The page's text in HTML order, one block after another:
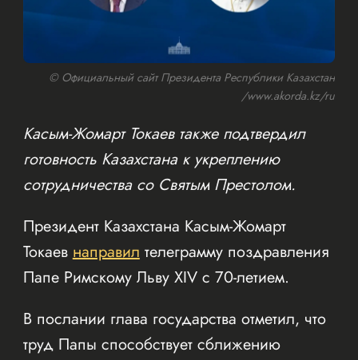
© Официальный сайт Президента Республики Казахстан
/www.akorda.kz/ru
Касым-Жомарт Токаев также подтвердил
готовность Казахстана к укреплению
сотрудничества со Святым Престолом.
Президент Казахстана Касым-Жомарт
Токаевнаправилтелеграмму поздравления
Папе Римскому Льву XIV с 70-летием.
В послании глава государства отметил, что
труд Папы способствует сближению